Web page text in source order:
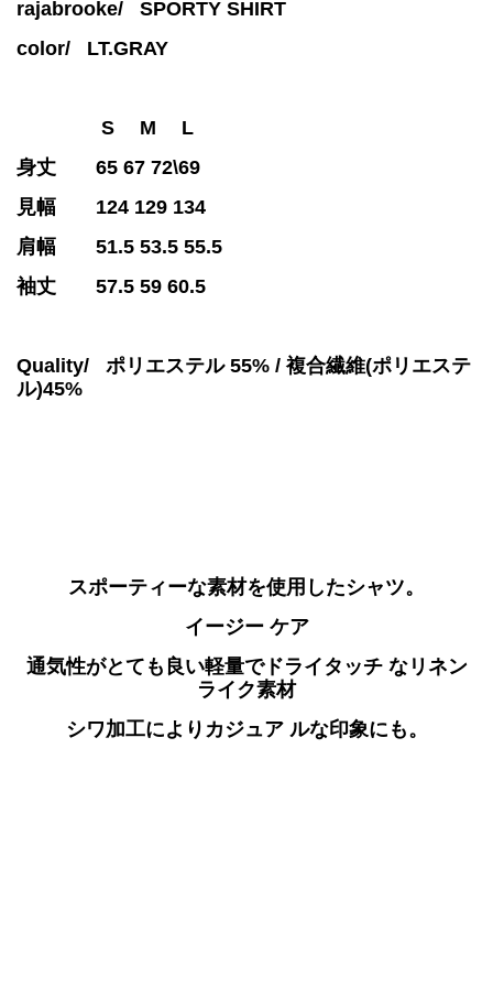
rajabrooke/ SPORTY SHIRT
color/ LT.GRAY
S M L
身丈 65 67 72\69
見幅 124 129 134
肩幅 51.5 53.5 55.5
袖丈 57.5 59 60.5
Quality/ ポリエステル 55% / 複合繊維(ポリエステ
ル)45%
スポーティーな素材を使⽤したシャツ。
イージー ケア
通気性がとても良い軽量でドライタッチ なリネン
ライク素材
シワ加⼯によりカジュア ルな印象にも。